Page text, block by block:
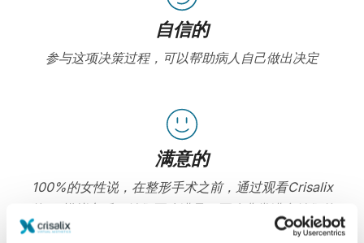
自信的
参与这项决策过程，可以帮助病人自己做出决定
满意的
100%的女性说，在整形手术之前，通过观看Crisalix
的3D模拟之后，她们要么满足，要么非常满意她们的